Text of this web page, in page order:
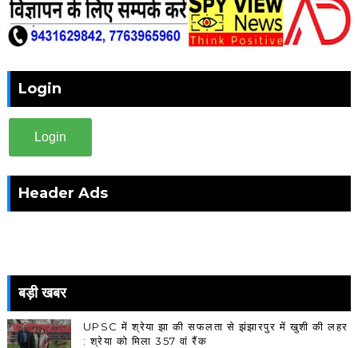
Login
Login
Header Ads
बड़ी खबर
UPSC में श्रेया झा की सफलता से झंझारपुर में खुशी की लहर
: श्रेया को मिला 357 वां रैंक